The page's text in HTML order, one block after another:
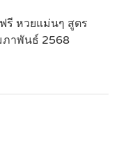
รี หวยแม่นๆ สูตร
ภาพันธ์ 2568